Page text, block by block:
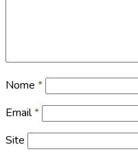
Nome *
Email*
Site